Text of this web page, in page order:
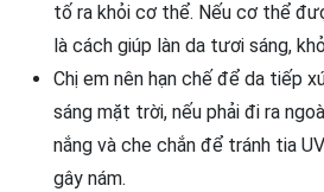
tố ra khỏi cơ thể. Nếu cơ thể
là cách giúp làn da tươi sáng,
Chị em nên hạn chế để da tiếp
sáng mặt trời, nếu phải đi ra
nắng và che chắn để tránh tia
gây nám.